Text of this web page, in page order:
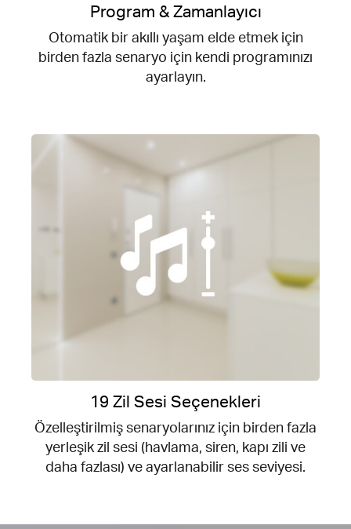
Program & Zamanlayıcı
Otomatik bir akıllı yaşam elde etmek için
birden fazla senaryo için kendi programınızı
ayarlayın.
19 Zil Sesi Seçenekleri
Özelleştirilmiş senaryolarınız için birden fazla
yerleşik zil sesi (havlama, siren, kapı zili ve
daha fazlası) ve ayarlanabilir ses seviyesi.